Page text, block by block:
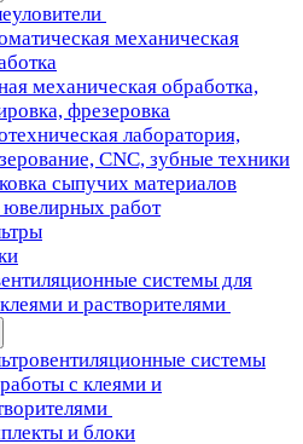
механическая
механическая обработка,
фрезеровка
лаборатория,
CNC, зубные техники
сыпучих материалов
ювелирных работ
системы для
и растворителями
системы
с клеями и
и блоки